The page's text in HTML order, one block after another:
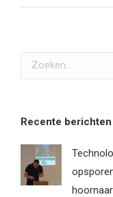
Zoeken:
Recente berichten
hoornaar